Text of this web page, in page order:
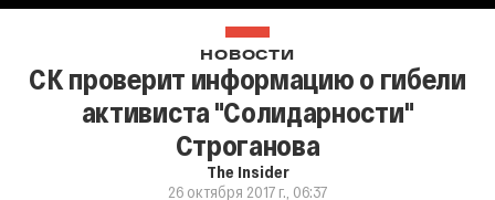
НОВОСТИ
СК проверит информацию о гибели
активиста "Солидарности"
Строганова
The Insider
26 октября 2017 г., 06:37